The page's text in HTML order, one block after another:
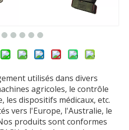
Usine de faisceaux de câbles de pulvérisateur d'assemblage de câbles de machine agricole
utilisés dans divers
agricoles, le contrôle
les dispositifs médicaux, etc.
vers l'Europe, l'Australie, le
produits sont conformes